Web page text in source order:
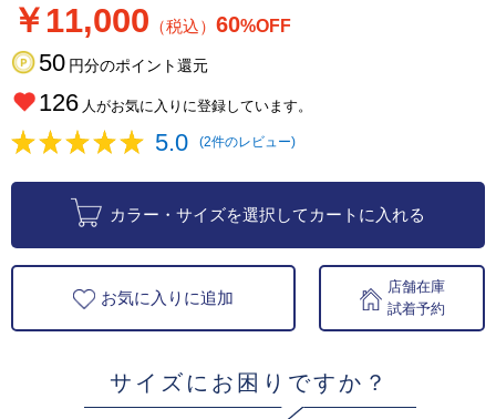
￥11,000 （税込） 60%OFF
50 円分のポイント還元
126 人がお気に入りに登録しています。
5.0 (2件のレビュー)
カラー・サイズを選択してカートに入れる
お気に入りに追加
店舗在庫
試着予約
サイズにお困りですか？